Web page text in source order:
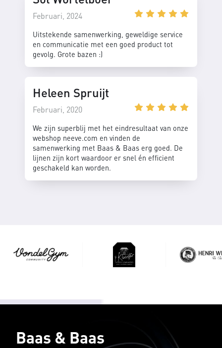
Februari, 2024
Uitstekende samenwerking, geweldige service
en communicatie met een goed product tot
gevolg. Grote bazen :)
Heleen Spruijt
Februari, 2020
We zijn superblij met het eindresultaat van onze
webshop neeve.com en vinden de
samenwerking met Baas & Baas erg goed. De
lijnen zijn kort waardoor er snel én efficient
geschakeld kan worden.
Baas & Baas